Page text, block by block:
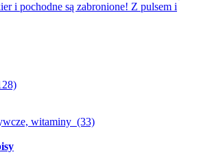
i pochodne są zabronione! Z pulsem i
witaminy (33)